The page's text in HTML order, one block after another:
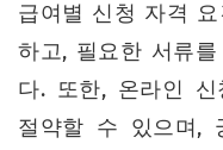
급여별 신청 자격
하고, 필요한 서류
다. 또한, 온라인
절약할 수 있으며,